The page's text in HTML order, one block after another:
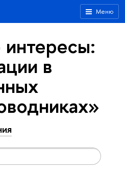
Меню
в